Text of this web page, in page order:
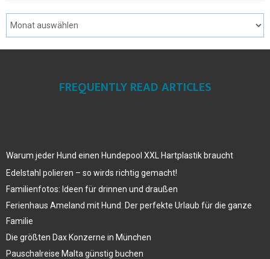
FREQUENTLY READ ARTICLES
Warum jeder Hund einen Hundepool XXL Hartplastik braucht
Edelstahl polieren – so wirds richtig gemacht!
Familienfotos: Ideen für drinnen und draußen
Ferienhaus Ameland mit Hund: Der perfekte Urlaub für die ganze
Familie
Die größten Dax Konzerne in München
Pauschalreise Malta günstig buchen